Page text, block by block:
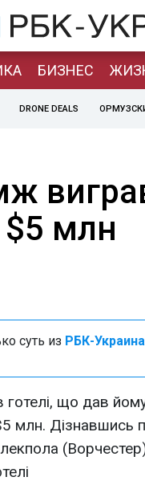
БИЗНЕС
DRONE DEALS
млн
суть из РБК-
що дав
млн. Дізнавшись